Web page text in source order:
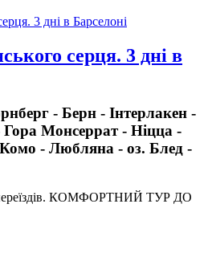
серця. 3 дні в
- Берн - Інтерлакен -
Гора Монсеррат - Ніцца -
- Любляна - оз. Блед -
КОМФОРТНИЙ ТУР ДО